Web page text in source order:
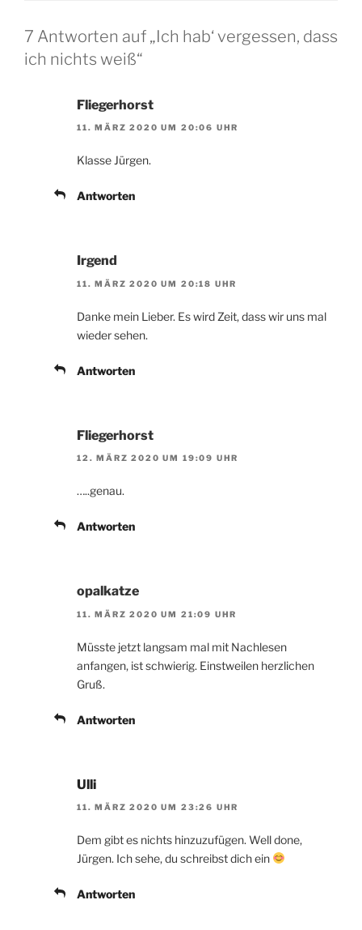
7 Antworten auf „Ich hab‘ vergessen, dass
ich nichts weiß“
Fliegerhorst
11. MÄRZ 2020 UM 20:06 UHR
Klasse Jürgen.
Antworten
Irgend
11. MÄRZ 2020 UM 20:18 UHR
Danke mein Lieber. Es wird Zeit, dass wir uns mal
wieder sehen.
Antworten
Fliegerhorst
12. MÄRZ 2020 UM 19:09 UHR
…..genau.
Antworten
opalkatze
11. MÄRZ 2020 UM 21:09 UHR
Müsste jetzt langsam mal mit Nachlesen
anfangen, ist schwierig. Einstweilen herzlichen
Gruß.
Antworten
Ulli
11. MÄRZ 2020 UM 23:26 UHR
Dem gibt es nichts hinzuzufügen. Well done,
Jürgen. Ich sehe, du schreibst dich ein
Antworten